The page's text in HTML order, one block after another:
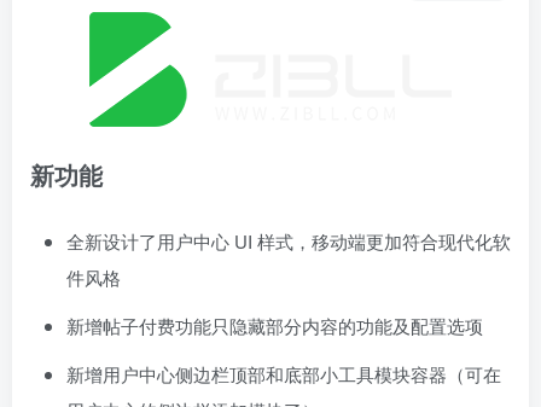
新功能
全新设计了用户中心 UI 样式，移动端更加符合现代化软
件风格
新增帖子付费功能只隐藏部分内容的功能及配置选项
新增用户中心侧边栏顶部和底部小工具模块容器（可在